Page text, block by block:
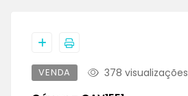
VENDA 378 visualizações